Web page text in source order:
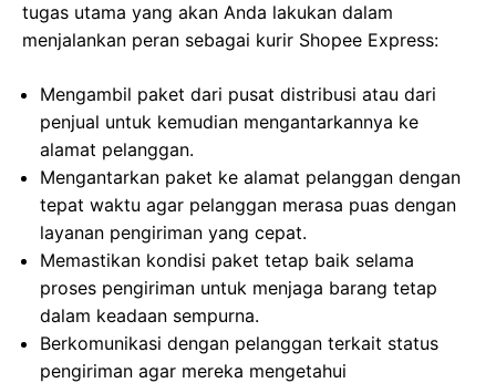
tugas utama yang akan Anda lakukan dalam
menjalankan peran sebagai kurir Shopee Express:
Mengambil paket dari pusat distribusi atau dari
penjual untuk kemudian mengantarkannya ke
alamat pelanggan.
Mengantarkan paket ke alamat pelanggan dengan
tepat waktu agar pelanggan merasa puas dengan
layanan pengiriman yang cepat.
Memastikan kondisi paket tetap baik selama
proses pengiriman untuk menjaga barang tetap
dalam keadaan sempurna.
Berkomunikasi dengan pelanggan terkait status
pengiriman agar mereka mengetahui